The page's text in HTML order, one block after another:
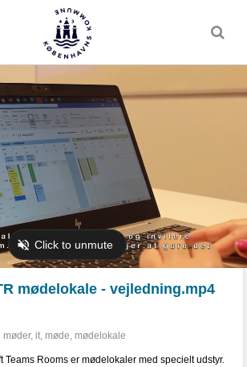
mødelokale - vejledning.mp4
møder, it, møde, mødelokale
Teams Rooms er mødelokaler med specielt udstyr.